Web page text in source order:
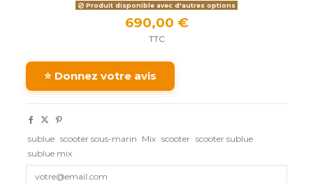
Produit disponible avec d'autres options
690,00 €
TTC
⭐ Donnez votre avis
sublue scooter sous-marin Mix scooter scooter sublue
sublue mix